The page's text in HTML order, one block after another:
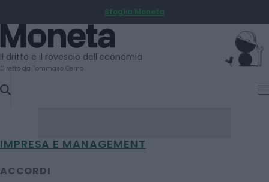
TO
CONTENT
Sfoglia Moneta
Moneta
Il dritto e il rovescio dell'economia
Diretto da Tommaso Cerno
IMPRESA E MANAGEMENT
ACCORDI